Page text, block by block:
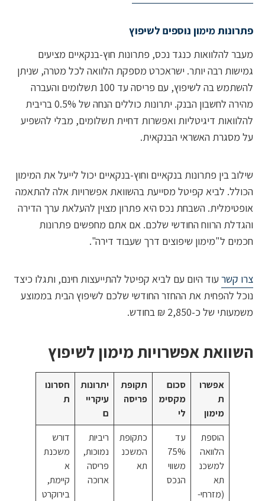
מימון נוספים לשיפוץ
להלוואות כנגד נכס, פתרונות חוץ-בנקאיים מציעים
רבה יותר. ישראכרט מספקת הלוואה לכל מטרה, שניתן
להשתמש בה לשיפוץ, עם פריסה עד 100 תשלומים והעברה
מהירה לחשבון הבנק. יתרונות כוללים הנחה של 0.5% בריבית
דיגיטליות ואפשרות דחיית תשלומים, מבלי להשפיע
האשראי הבנקאית.
בין פתרונות בנקאיים וחוץ-בנקאיים יכול לייעל את המימון
לביא קפיטל מסייעת בהשוואת אפשרויות אלה להתאמה
השבחת נכס היא פתרון מצוין להעלאת ערך הדירה
הרווח החודשי שלכם. אם אתם מחפשים פתרונות
ל"מימון שיפוצים דרך שעבוד דירה".
עוד היום עם לביא קפיטל להתייעצות חינם, ותגלו כיצד
להפחית את ההחזר החודשי שלכם לשיפוץ הבית בממוצע
של כ-2,850 ₪ בחודש.
אפשרויות מימון לשיפוץ
סכום
לי
תקופת
פריסה
יתרונות
עיקריי
חסרונו
ת
עד
75%
משווי
המשכנ
תא
ריביות
נמוכות,
דורש
משכנת
א
קיימת,
בירוקרט